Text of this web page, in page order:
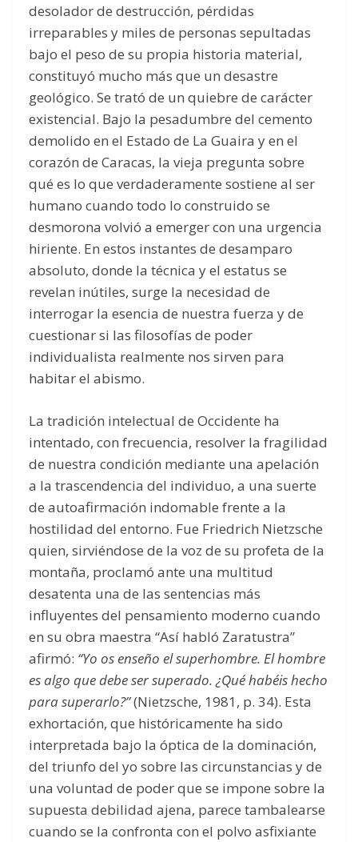
desolador de destrucción, pérdidas
irreparables y miles de personas sepultadas
bajo el peso de su propia historia material,
constituyó mucho más que un desastre
geológico. Se trató de un quiebre de carácter
existencial. Bajo la pesadumbre del cemento
demolido en el Estado de La Guaira y en el
corazón de Caracas, la vieja pregunta sobre
qué es lo que verdaderamente sostiene al ser
humano cuando todo lo construido se
desmorona volvió a emerger con una urgencia
hiriente. En estos instantes de desamparo
absoluto, donde la técnica y el estatus se
revelan inútiles, surge la necesidad de
interrogar la esencia de nuestra fuerza y de
cuestionar si las filosofías de poder
individualista realmente nos sirven para
habitar el abismo.
La tradición intelectual de Occidente ha
intentado, con frecuencia, resolver la fragilidad
de nuestra condición mediante una apelación
a la trascendencia del individuo, a una suerte
de autoafirmación indomable frente a la
hostilidad del entorno. Fue Friedrich Nietzsche
quien, sirviéndose de la voz de su profeta de la
montaña, proclamó ante una multitud
desatenta una de las sentencias más
influyentes del pensamiento moderno cuando
en su obra maestra “Así habló Zaratustra”
afirmó: “Yo os enseño el superhombre. El hombre
es algo que debe ser superado. ¿Qué habéis hecho
para superarlo?”(Nietzsche, 1981, p. 34). Esta
exhortación, que históricamente ha sido
interpretada bajo la óptica de la dominación,
del triunfo del yo sobre las circunstancias y de
una voluntad de poder que se impone sobre la
supuesta debilidad ajena, parece tambalearse
cuando se la confronta con el polvo asfixiante